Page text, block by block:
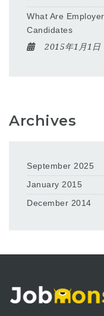
What Are
Candidates
2015年1月1日
Archives
September 2025
January 2015
December 2014